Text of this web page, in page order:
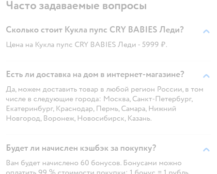
Часто задаваемые вопросы
Сколько стоит Кукла пупс CRY BABIES Леди?
Цена на Кукла пупс CRY BABIES Леди - 5999 ₽.
Есть ли доставка на дом в интернет-магазине?
Да, можем доставить товар в любой регион России, в том
числе в следующие города: Москва, Санкт-Петербург,
Екатеринбург, Краснодар, Пермь, Самара, Нижний
Новгород, Воронеж, Новосибирск, Казань.
Будет ли начислен кэшбэк за покупку?
Вам будет начислено 60 бонусов. Бонусами можно